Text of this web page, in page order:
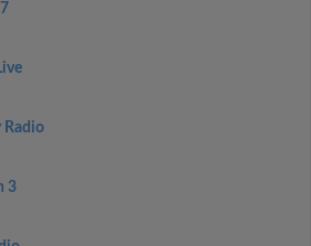
Radio
3